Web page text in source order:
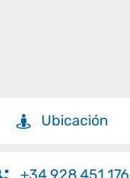
Ubicación